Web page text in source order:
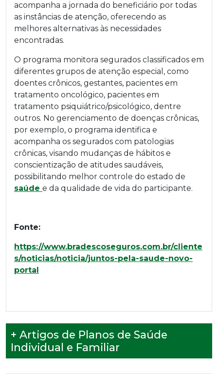
acompanha a jornada do beneficiário por todas
as instâncias de atenção, oferecendo as
melhores alternativas às necessidades
encontradas.
O programa monitora segurados classificados em
diferentes grupos de atenção especial, como
doentes crônicos, gestantes, pacientes em
tratamento oncológico, pacientes em
tratamento psiquiátrico/psicológico, dentre
outros. No gerenciamento de doenças crônicas,
por exemplo, o programa identifica e
acompanha os segurados com patologias
crônicas, visando mudanças de hábitos e
conscientização de atitudes saudáveis,
possibilitando melhor controle do estado de
saúde e da qualidade de vida do participante.
Fonte:
https://www.bradescoseguros.com.br/cliente
s/noticias/noticia/juntos-pela-saude-novo-
portal
+ Artigos de Planos de Saúde
Individual e Familiar